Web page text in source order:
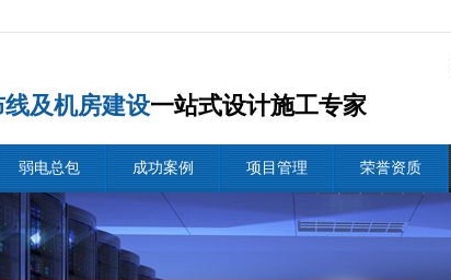
及机房建设一站式设计施工专家
弱电总包 成功案例 项目管理 荣誉资质